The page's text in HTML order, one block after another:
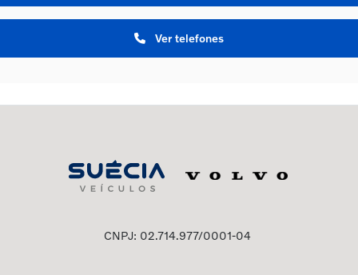
Ver telefones
CNPJ: 02.714.977/0001-04